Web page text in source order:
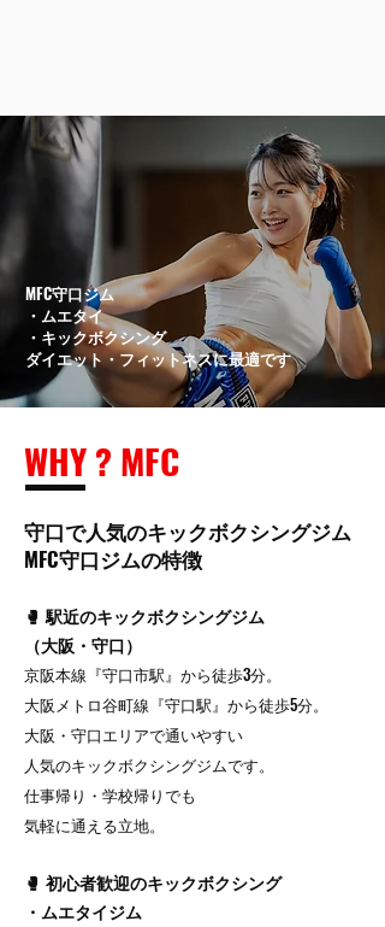
MFC守口ジム
・ムエタイ
・キックボクシング
ダイエット・フィットネスに最適です
WHY ? MFC
守口で人気のキックボクシングジム
MFC守口ジムの特徴
🥊 駅近のキックボクシングジム
（大阪・守口）
京阪本線『守口市駅』から徒歩3分。
大阪メトロ谷町線『守口駅』から徒歩5分。
大阪・守口エリアで通いやすい
人気のキックボクシングジムです。
仕事帰り・学校帰りでも
気軽に通える立地。
🥊 初心者歓迎のキックボクシング
・ムエタイジム